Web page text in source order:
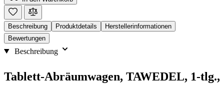
Beschreibung Produktdetails
Herstellerinformationen
Bewertungen
Beschreibung
Tablett-Abräumwagen, TAWEDEL, 1-tlg.,